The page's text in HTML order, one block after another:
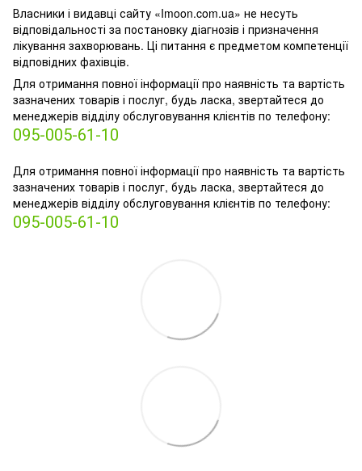
Власники і видавці сайту «Imoon.com.ua» не несуть
відповідальності за постановку діагнозів і призначення
лікування захворювань. Ці питання є предметом компетенції
відповідних фахівців.
Для отримання повної інформації про наявність та вартість
зазначених товарів і послуг, будь ласка, звертайтеся до
менеджерів відділу обслуговування клієнтів по телефону:
095-005-61-10
Для отримання повної інформації про наявність та вартість
зазначених товарів і послуг, будь ласка, звертайтеся до
менеджерів відділу обслуговування клієнтів по телефону:
095-005-61-10